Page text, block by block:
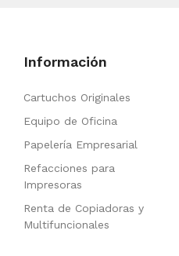
Información
Cartuchos Originales
Equipo de Oficina
Papelería Empresarial
Refacciones para
Impresoras
Renta de Copiadoras y
Multifuncionales